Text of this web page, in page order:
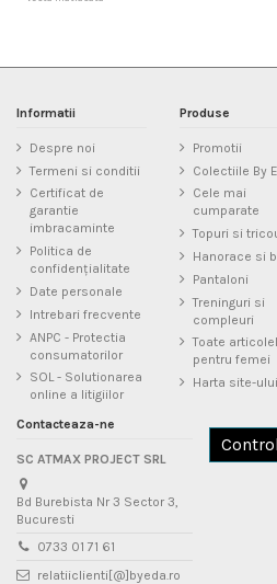
Informatii
Despre noi
Termeni si conditii
Certificat de
garantie
imbracaminte
Politica de
confidențialitate
Date personale
Intrebari frecvente
ANPC - Protectia
consumatorilor
SOL - Solutionarea
online a litigiilor
Produse
Promotii
Colectiile By
Cele mai
cumparate
Topuri si
Hanorace si
Pantaloni
Treninguri si
compleuri
Toate
pentru femei
Harta site-ului
Contacteaza-ne
SC ATMAX PROJECT SRL
Bd Burebista Nr 3 Sector 3,
Bucuresti
0733 01 71 61
relatiiclienti[@]byeda.ro